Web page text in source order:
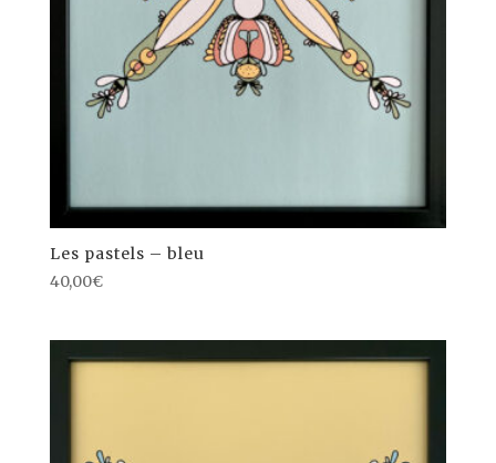
Les pastels – bleu
40,00€